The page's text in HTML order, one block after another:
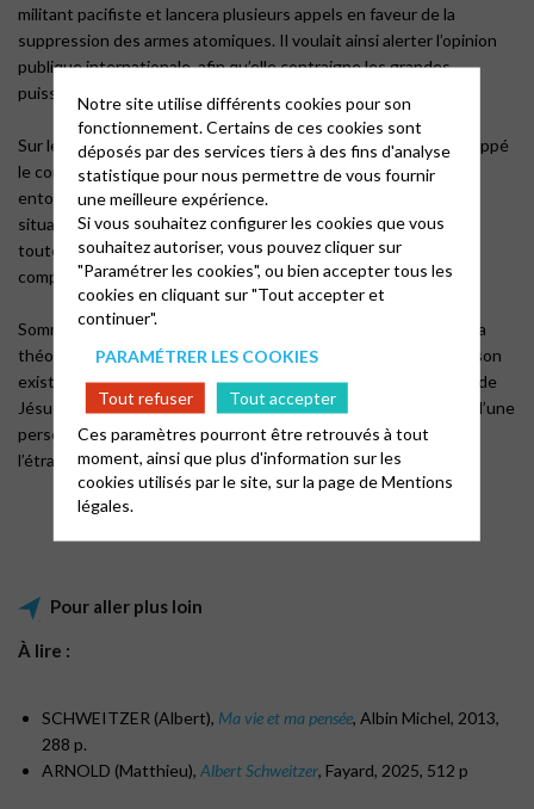
militant pacifiste et lancera plusieurs appels en faveur de la
suppression des armes atomiques. Il voulait ainsi alerter l’opinion
publique internationale, afin qu’elle contraigne les grandes
puissances à s’accorder pour mettre fin aux essais nucléaires.
Sur le plan de l’éthique et du comportement humain, il a développé
le concept du « Respect de la vie » : « Je suis vie qui veut vivre,
entourée de vie qui veut vivre ». Ceci conduit, dans chaque
situation, à se demander ce qui privilégie le mieux la vie sous
toutes ses formes, et cela détermine aussi, bien sûr, notre
comportement vis-à-vis des animaux.
Somme toute, sur le fondement que sont pour lui le pastorat, la
théologie et la philosophie, Albert Schweitzer a su construire son
existence pour qu’elle soit au service des autres et au service de
Jésus-Christ : médecin, musicien, pacifiste. Il s’agit donc bien d’une
personnalité « hors normes », qui est d’ailleurs mieux connue à
l’étranger qu’en France, et qui gagne à être connue !
Pour aller plus loin
À lire :
SCHWEITZER (Albert), Ma vie et ma pensée, Albin Michel, 2013,
288 p.
ARNOLD (Matthieu), Albert Schweitzer, Fayard, 2025, 512 p
Notre site utilise différents cookies pour son
fonctionnement. Certains de ces cookies sont
déposés par des services tiers à des fins d'analyse
statistique pour nous permettre de vous fournir
une meilleure expérience.
Si vous souhaitez configurer les cookies que vous
souhaitez autoriser, vous pouvez cliquer sur
"Paramétrer les cookies", ou bien accepter tous les
cookies en cliquant sur "Tout accepter et
continuer".
PARAMÉTRER LES COOKIES
Tout refuser
Tout accepter
Ces paramètres pourront être retrouvés à tout
moment, ainsi que plus d'information sur les
cookies utilisés par le site, sur la page deMentions
légales.